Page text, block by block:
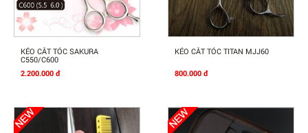
Mua Ngay
KÉO CẮT TÓC SAKURA
C550/C600
2.200.000 đ
Mua Ngay
KÉO CẮT TÓC TITAN MJJ60
800.000 đ